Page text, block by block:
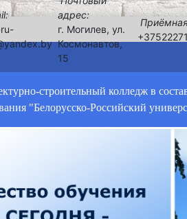
адрес:
г. Могилев, ул.
Космонавтов,
15
строительный колледж в
"Белорусско-Российский